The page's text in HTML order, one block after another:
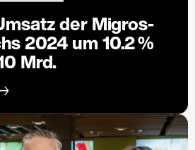
der Migros-
2024 um 10.2 %
Mrd.